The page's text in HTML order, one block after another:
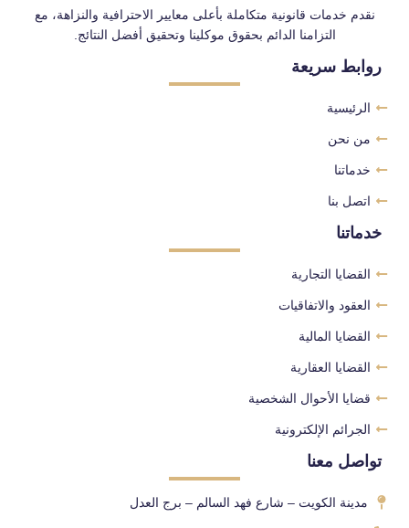
نقدم خدمات قانونية متكاملة بأعلى معايير الاحترافية والنزاهة، مع
التزامنا الدائم بحقوق موكلينا وتحقيق أفضل النتائج.
روابط سريعة
الرئيسية
من نحن
خدماتنا
اتصل بنا
خدماتنا
القضايا التجارية
العقود والاتفاقيات
القضايا المالية
القضايا العقارية
قضايا الأحوال الشخصية
الجرائم الإلكترونية
تواصل معنا
مدينة الكويت – شارع فهد السالم – برج العدل